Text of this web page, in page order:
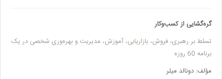
گره‌گشایی از کسب‌وکار
تسلط بر رهبری،‌ فروش، بازاریابی، آموزش، مدیریت و بهره‌وری شخصی در یک
برنامه 60 روزه
مؤلف: دونالد میلر